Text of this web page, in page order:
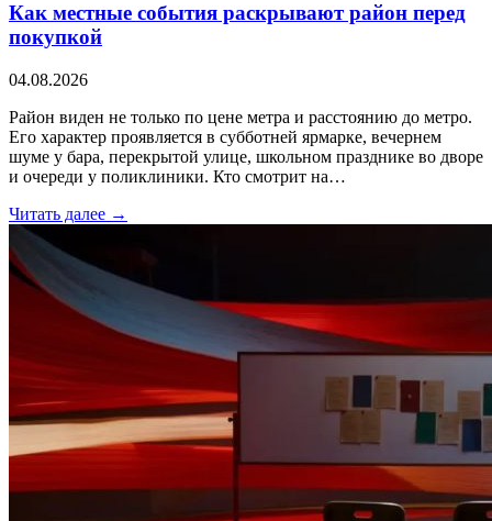
Как местные события раскрывают район перед
покупкой
04.08.2026
Район виден не только по цене метра и расстоянию до метро.
Его характер проявляется в субботней ярмарке, вечернем
шуме у бара, перекрытой улице, школьном празднике во дворе
и очереди у поликлиники. Кто смотрит на…
Читать далее →